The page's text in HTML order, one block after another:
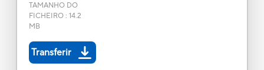
TAMANHO DO
FICHEIRO: 14.2
MB
Transferir